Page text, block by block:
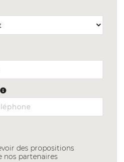
des propositions
nos partenaires